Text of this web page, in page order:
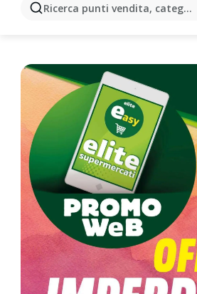
Ricerca punti vendita,